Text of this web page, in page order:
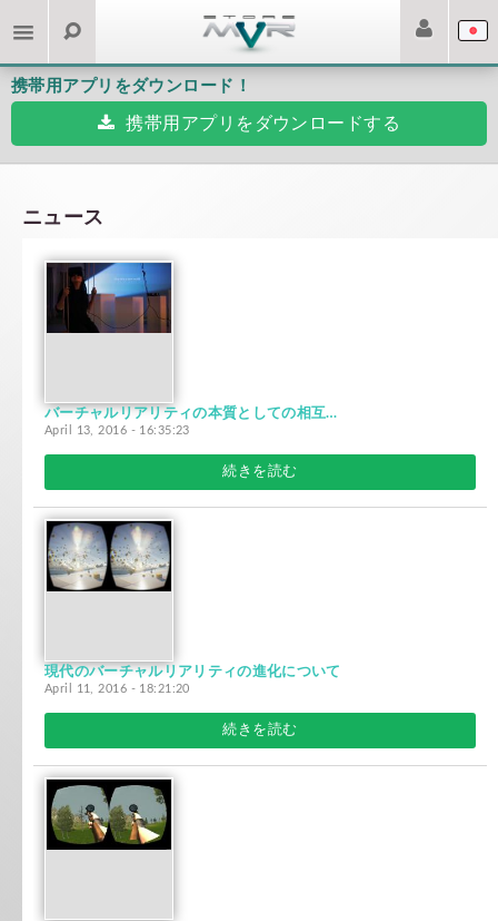
携帯用アプリをダウンロード！
携帯用アプリをダウンロードする
ニュース
バーチャルリアリティの本質としての相互体験
April 13, 2016 - 16:35:23
続きを読む
現代のバーチャルリアリティの進化について
April 11, 2016 - 18:21:20
続きを読む